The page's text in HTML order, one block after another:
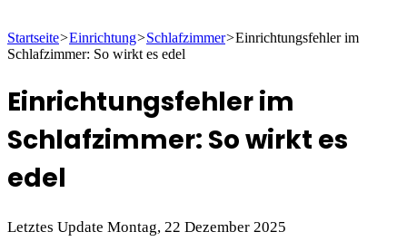
Startseite>Einrichtung>Schlafzimmer>Einrichtungsfehler im
Schlafzimmer: So wirkt es edel
Einrichtungsfehler im
Schlafzimmer: So wirkt es
edel
Letztes Update Montag, 22 Dezember 2025